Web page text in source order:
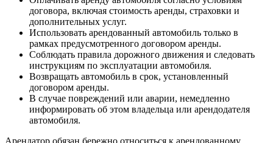
договора, включая стоимость аренды, страховки и
дополнительных услуг.
Использовать арендованный автомобиль только в
рамках предусмотренного договором аренды.
Соблюдать правила дорожного движения и следовать
инструкциям по эксплуатации автомобиля.
Возвращать автомобиль в срок, установленный
договором аренды.
В случае повреждений или аварии, немедленно
информировать об этом владельца или арендодателя
автомобиля.